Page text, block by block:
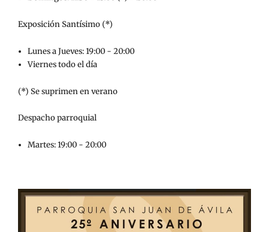
Exposición Santísimo (*)
Lunes a Jueves: 19:00 - 20:00
Viernes todo el día
(*) Se suprimen en verano
Despacho parroquial
Martes: 19:00 - 20:00